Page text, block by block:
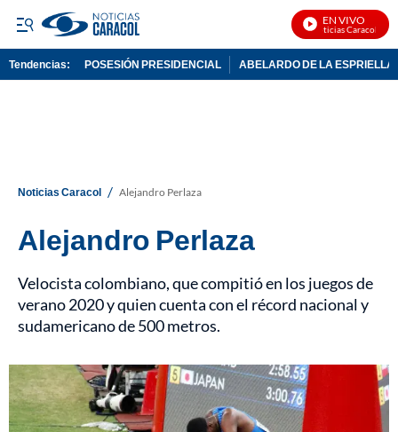
EN VIVO
Noticias Caracol En
Tendencias: POSESIÓN PRESIDENCIAL ABELARDO DE LA ESPRIELLA
Noticias Caracol / Alejandro Perlaza
Alejandro Perlaza
Velocista colombiano, que compitió en los juegos de
verano 2020 y quien cuenta con el récord nacional y
sudamericano de 500 metros.